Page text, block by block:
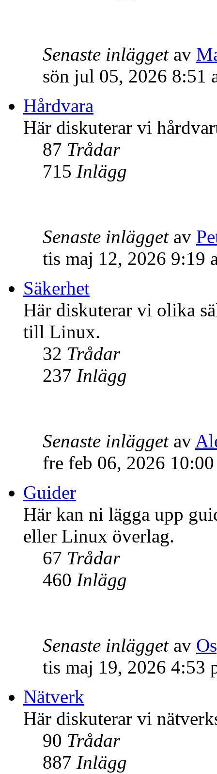
Senaste inläggetav
sön jul 05, 2026 8:51
Hårdvara
Här diskuterar vi
87 Trådar
715 Inlägg
Senaste inläggetav
tis maj 12, 2026 9:19
Säkerhet
Här diskuterar vi olika
till Linux.
32 Trådar
237 Inlägg
Senaste inläggetav
fre feb 06, 2026
Guider
Här kan ni lägga upp
eller Linux överlag.
67 Trådar
460 Inlägg
Senaste inläggetav
tis maj 19, 2026 4:53
Nätverk
Här diskuterar vi
90 Trådar
887 Inlägg